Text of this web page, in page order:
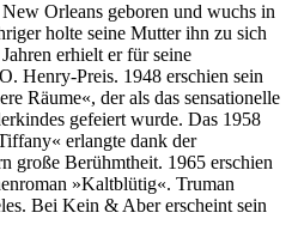
Orleans geboren und wuchs in
holte seine Mutter ihn zu sich
erhielt er für seine
Henry-Preis. 1948 erschien sein
Räume«, der als das sensationelle
gefeiert wurde. Das 1958
erlangte dank der
große Berühmtheit. 1965 erschien
»Kaltblütig«. Truman
Bei Kein & Aber erscheint sein